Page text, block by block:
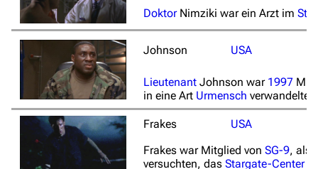
DoktorNimziki war ein Arzt im
Johnson USA
Lieutenant Johnson war 1997
in eine Art Urmensch verwandelte.
Frakes
USA
Frakes war Mitglied von SG-9, als
versuchten, das Stargate-Center